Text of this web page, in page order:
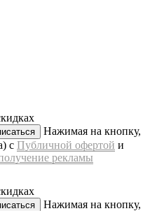
Нажимая на кнопку,
с Публичной офертой и
рекламы
Нажимая на кнопку,